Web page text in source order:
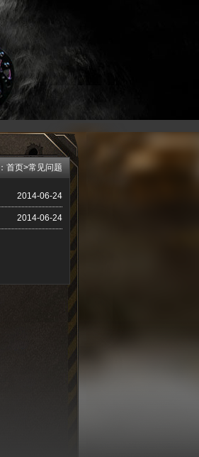
首页>常见问题
2014-06-24
2014-06-24